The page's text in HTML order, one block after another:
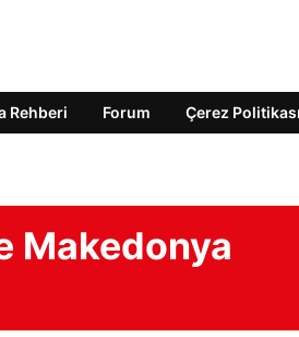
Rehberi Forum Çerez Politikası
Makedonya